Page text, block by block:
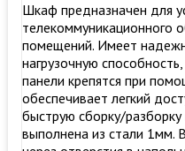
Шкаф предназначен для
телекоммуникационного
помещений. Имеет
нагрузочную
панели крепятся при
обеспечивает легкий
быструю сборку/
выполнена из стали 1мм.